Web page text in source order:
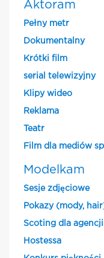
Aktoram
Pełny metr
Dokumentalny
Krótki film
serial telewizyjny
Klipy wideo
Reklama
Teatr
Film dla mediów
Modelkam
Sesje zdjęciowe
Pokazy (mody,
Scoting dla agencji
Hostessa